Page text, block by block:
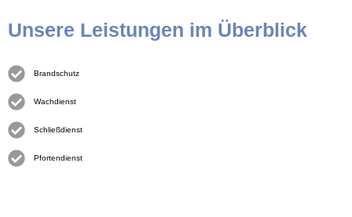
Unsere Leistungen im Überblick
Brandschutz
Wachdienst
Schließdienst
Pfortendienst